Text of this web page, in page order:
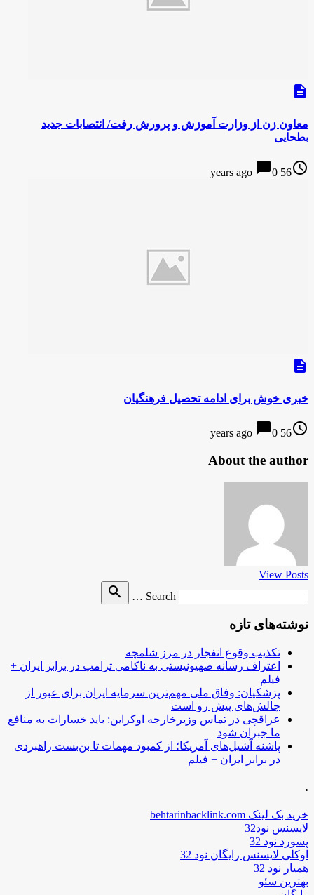
description
معاون زن از وزارت آموزش و پرورش رفت/ انتصابات جدید
بطحایی
access_time
56 years ago
chat_bubble0
description
خبری خوش برای ادامه تحصیل فرهنگیان
access_time
56 years ago
chat_bubble0
About the author
View Posts
Search …
search
نوشته‌های تازه
تکذیب وقوع انفجار در مرز شلمچه
اعتراف رسانه صهیونیستی به ناکامی ترامپ در برابر ایران +
فیلم
پزشکیان: وفاق ملی مهم‌ترین سرمایه ایران برای عبور از
چالش‌های پیش رو است
عراقچی در تماس وزیرخارجه اوکراین: باید خسارات به منافع
ما جبران شود
پاشنه آشیل‌های آمریکا؛ از کمبود مهمات تا بن‌بست راهبردی
در برابر ایران + فیلم
.
خرید بک لینک behtarinbacklink.com
لایسنس نود32
پسورد نود 32
اوکلی لایسنس رایگان نود 32
همیار نود 32
بهترین سئو